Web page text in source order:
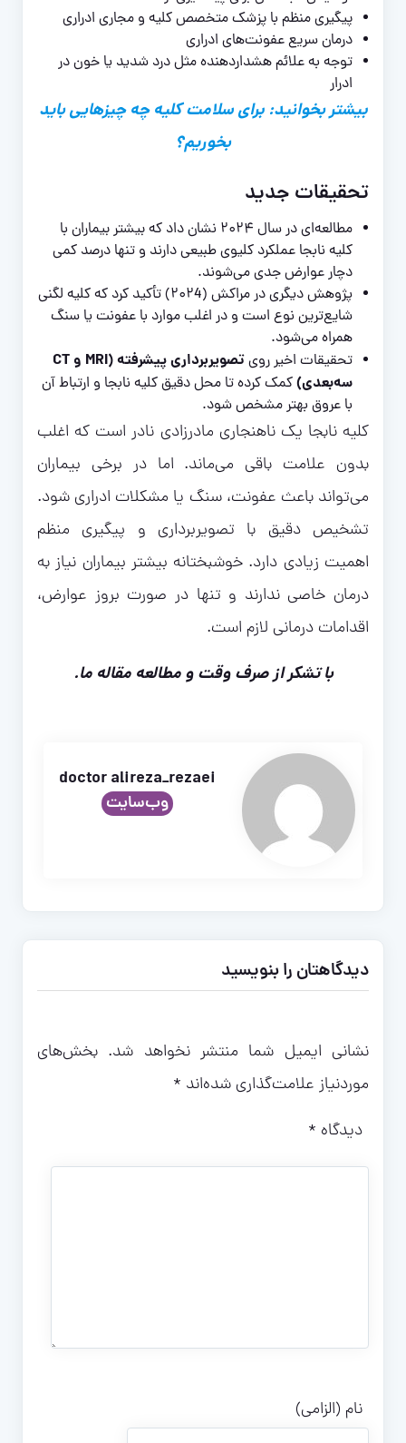
پیگیری منظم با پزشک متخصص کلیه و مجاری ادراری
درمان سریع عفونت‌های ادراری
توجه به علائم هشداردهنده مثل درد شدید یا خون در
ادرار
بیشتر بخوانید: برای سلامت کلیه چه چیزهایی باید
بخوریم؟
تحقیقات جدید
مطالعه‌ای در سال ۲۰۲۴ نشان داد که بیشتر بیماران با
کلیه نابجا عملکرد کلیوی طبیعی دارند و تنها درصد کمی
دچار عوارض جدی می‌شوند.
پژوهش دیگری در مراکش (۲۰۲4) تأکید کرد که کلیه لگنی
شایع‌ترین نوع است و در اغلب موارد با عفونت یا سنگ
همراه می‌شود.
تحقیقات اخیر روی
تصویربرداری پیشرفته (MRI و CT
سه‌بعدی)کمک کرده تا محل دقیق کلیه نابجا و ارتباط آن
با عروق بهتر مشخص شود.
کلیه نابجا یک ناهنجاری مادرزادی نادر است که اغلب
بدون علامت باقی می‌ماند. اما در برخی بیماران
می‌تواند باعث عفونت، سنگ یا مشکلات ادراری شود.
تشخیص دقیق با تصویربرداری و پیگیری منظم
اهمیت زیادی دارد. خوشبختانه بیشتر بیماران نیاز به
درمان خاصی ندارند و تنها در صورت بروز عوارض،
اقدامات درمانی لازم است.
با تشکر از صرف وقت و مطالعه مقاله ما.
doctor alireza_rezaei
وب‌سایت
دیدگاهتان را بنویسید
نشانی ایمیل شما منتشر نخواهد شد. بخش‌های
موردنیاز علامت‌گذاری شده‌اند *
دیدگاه *
نام (الزامی)